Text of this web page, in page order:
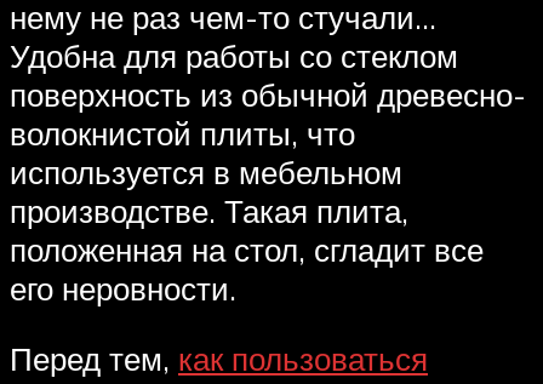
нему не раз чем-то стучали…
Удобна для работы со стеклом
поверхность из обычной древесно-
волокнистой плиты, что
используется в мебельном
производстве. Такая плита,
положенная на стол, сгладит все
его неровности.
Перед тем, как пользоваться